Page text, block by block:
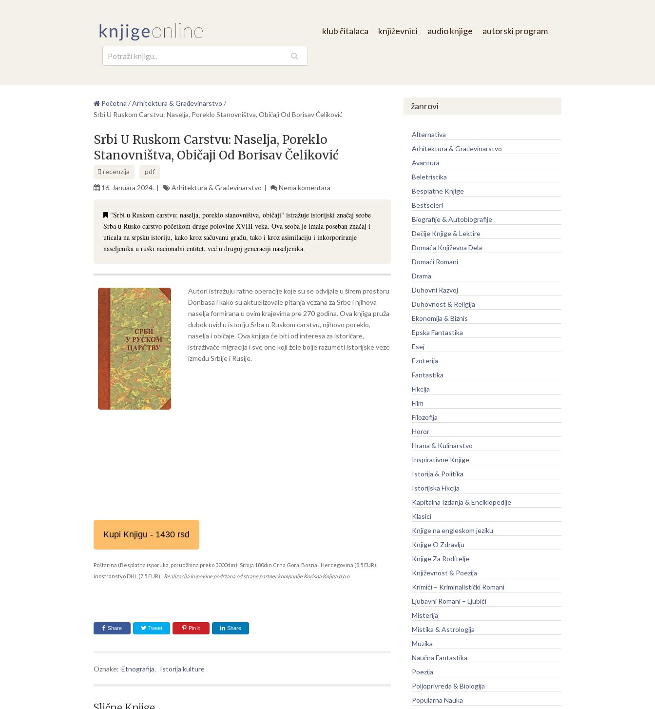
klub čitalaca književnici audio knjige autorski program
Početna /Arhitektura & Građevinarstvo /
Srbi U Ruskom Carstvu: Naselja, Poreklo Stanovništva, Običaji Od Borisav Čeliković
Srbi U Ruskom Carstvu: Naselja, Poreklo
Stanovništva, Običaji Od Borisav Čeliković
recenzija
pdf
16. Januara 2024.
Arhitektura & Građevinarstvo Nema komentara
"Srbi u Ruskom carstvu: naselja, poreklo stanovništva, običaji" istražuje istorijski značaj seobe
Srba u Rusko carstvo početkom druge polovine XVIII veka. Ova seoba je imala poseban značaj i
uticala na srpsku istoriju, kako kroz sačuvanu građu, tako i kroz asimilaciju i inkorporiranje
naseljenika u ruski nacionalni entitet, već u drugoj generaciji naseljenika.
Autori istražuju ratne operacije koje su se odvijale u širem prostoru
Donbasa i kako su aktuelizovale pitanja vezana za Srbe i njihova
naselja formirana u ovim krajevima pre 270 godina. Ova knjiga pruža
dubok uvid u istoriju Srba u Ruskom carstvu, njihovo poreklo,
naselja i običaje. Ova knjiga će biti od interesa za istoričare,
istraživače migracija i sve one koji žele bolje razumeti istorijske veze
između Srbije i Rusije.
Kupi Knjigu - 1430 rsd
Poštarina (Besplatna isporuka, porudžbina preko 3000din): Srbija 180din Crna Gora, Bosna i Hercegovina (8,5 EUR),
inostranstvo DHL (7,5 EUR) | Realizacija kupovine podržana od strane partner kompanije Korisna Knjiga d.o.o
Share Tweet Pin it Share
Oznake: Etnografija, Istorija kulture
žanrovi
Alternativa
Arhitektura & Građevinarstvo
Avantura
Beletristika
Besplatne Knjige
Bestseleri
Biografije & Autobiografije
Dečije Knjige & Lektire
Domaća Književna Dela
Domaći Romani
Drama
Duhovni Razvoj
Duhovnost & Religija
Ekonomija & Biznis
Epska Fantastika
Esej
Ezoterija
Fantastika
Fikcija
Film
Filozofija
Horor
Hrana & Kulinarstvo
Inspirativne Knjige
Istorija & Politika
Istorijska Fikcija
Kapitalna Izdanja & Enciklopedije
Klasici
Knjige na engleskom jeziku
Knjige O Zdravlju
Knjige Za Roditelje
Književnost & Poezija
Krimići – Kriminalistički Romani
Ljubavni Romani – Ljubići
Misterija
Mistika & Astrologija
Muzika
Naučna Fantastika
Poezija
Poljoprivreda & Biologija
Popularna Nauka